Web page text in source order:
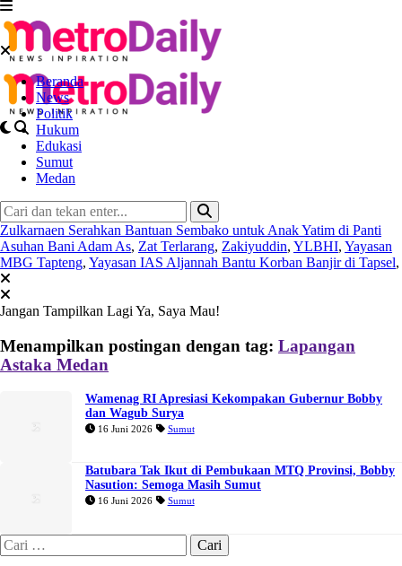
Beranda
News
Politik
Hukum
Edukasi
Sumut
Medan
Zulkarnaen Serahkan Bantuan Sembako untuk Anak Yatim di Panti
Asuhan Bani Adam As, Zat Terlarang, Zakiyuddin, YLBHI, Yayasan
MBG Tapteng, Yayasan IAS Aljannah Bantu Korban Banjir di Tapsel,
Jangan Tampilkan Lagi Ya, Saya Mau!
Menampilkan postingan dengan tag: Lapangan
Astaka Medan
Wamenag RI Apresiasi Kekompakan Gubernur Bobby
dan Wagub Surya
16 Juni 2026 Sumut
Batubara Tak Ikut di Pembukaan MTQ Provinsi, Bobby
Nasution: Semoga Masih Sumut
16 Juni 2026 Sumut
Cari
untuk: